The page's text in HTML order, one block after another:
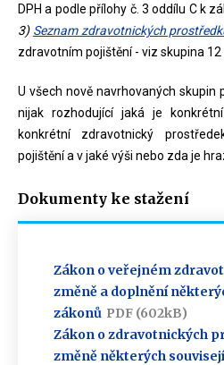
DPH a podle přílohy č. 3 oddílu C k
3) Seznam zdravotnických
zdravotním pojištění - viz skupina 12
U všech nově navrhovaných skupin
nijak rozhodující jaká je
konkrétní zdravotnický
pojištění a v jaké výši nebo zda je
Dokumenty ke stažení
Zákon o veřejném
změně a doplnění
zákonů PDF (602kB)
Zákon o zdravotnických
změně některých